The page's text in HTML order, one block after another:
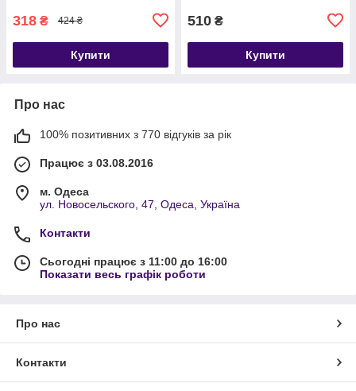
318 ₴ 424 ₴
Купити
510 ₴
Купити
Про нас
100% позитивних з 770 відгуків за рік
Працює з 03.08.2016
м. Одеса
ул. Новосельского, 47, Одеса, Україна
Контакти
Сьогодні працює з 11:00 до 16:00
Показати весь графік роботи
Про нас
Контакти